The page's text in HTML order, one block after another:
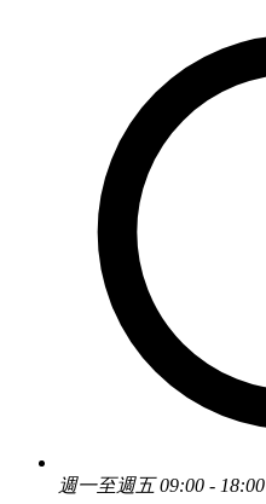
週一至週五 09:00 - 18:00